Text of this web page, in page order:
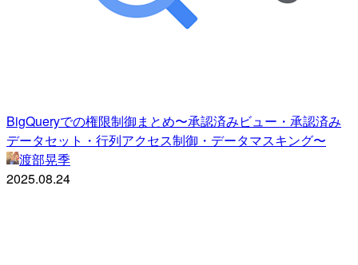
BigQueryでの権限制御まとめ〜承認済みビュー・承認済み
データセット・行列アクセス制御・データマスキング〜
渡部晃季
2025.08.24